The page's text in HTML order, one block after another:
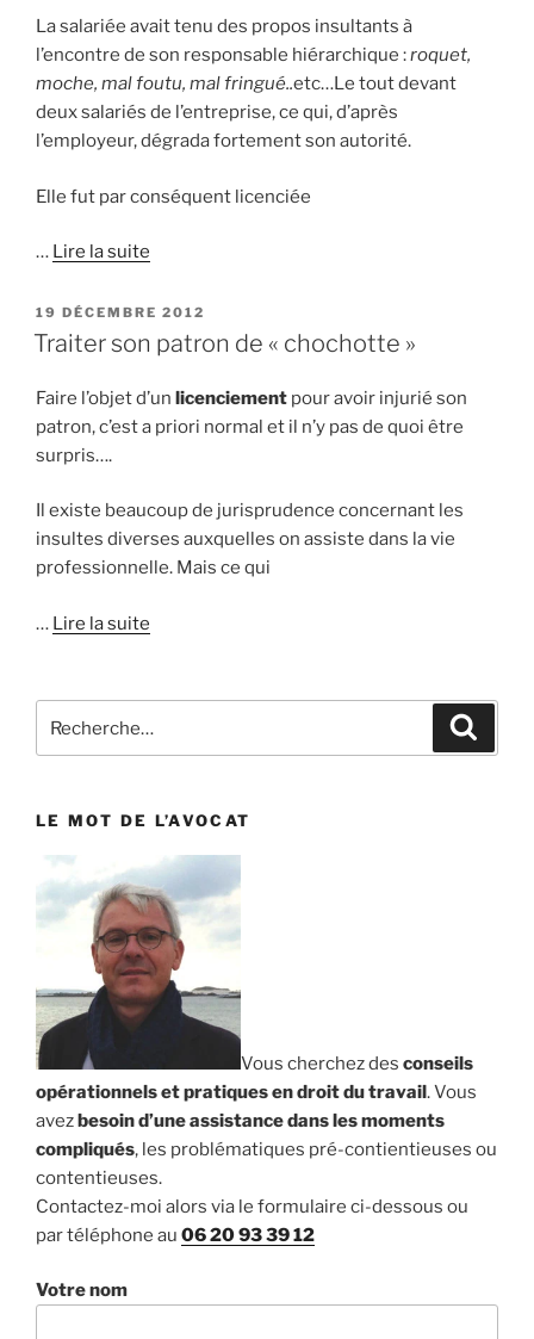
La salariée avait tenu des propos insultants à
l’encontre de son responsable hiérarchique :roquet,
moche, mal foutu, mal fringué..etc…Le tout devant
deux salariés de l’entreprise, ce qui, d’après
l’employeur, dégrada fortement son autorité.
Elle fut par conséquent licenciée
… Lire la suite
PUBLIÉ
LE
19 DÉCEMBRE 2012
Traiter son patron de « chochotte »
Faire l’objet d’un licenciement pour avoir injurié son
patron, c’est a priori normal et il n’y pas de quoi être
surpris….
Il existe beaucoup de jurisprudence concernant les
insultes diverses auxquelles on assiste dans la vie
professionnelle. Mais ce qui
… Lire la suite
pour
LE MOT DE L’AVOCAT
Vous cherchez des conseils
opérationnels et pratiques en droit du travail. Vous
avezbesoin d’une assistance dans les moments
compliqués, les problématiques pré-contientieuses ou
contentieuses.
Contactez-moi alors via le formulaire ci-dessous ou
par téléphone au 06 20 93 39 12
Votre nom